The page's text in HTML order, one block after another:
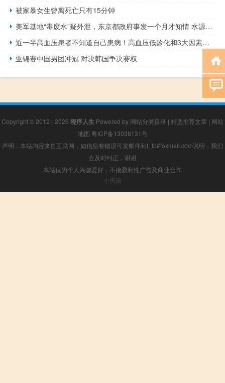
被家暴女生曾离死亡只有15分钟
美军基地“毒废水”疑外泄，东京都政府事发一个月才知情 水源污染危机加剧
近一半高血压患者不知道自己患病！高血压低龄化和3大因素有关
亚锦赛中国男团冲冠 对决韩国争决赛权
Copyright © 2012 - 2026 程序人生 Powered by 网站分类目录 | 精选推荐文章 | 网站
地图 粤ICP备13038131号
声明：本站内容来自互联网，如信息有错误可发邮件到f_fb#foxmail.com说明，我们
会及时纠正，谢谢
本站仅为个人兴趣爱好，不接盈利性广告及商业合作
小男孩